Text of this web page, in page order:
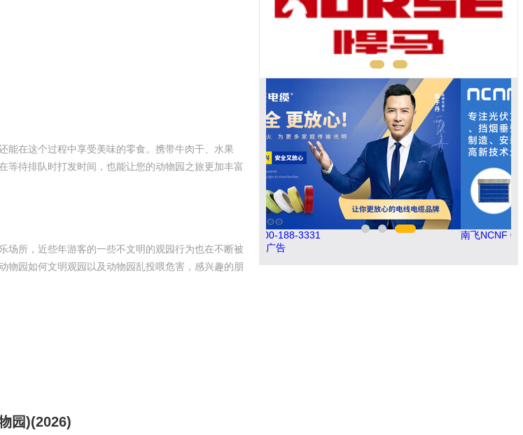
能在这个过程中享受美味的零食。携带牛肉干、水果
等待排队时打发时间，也能让您的动物园之旅更加丰富
场所，近些年游客的一些不文明的观园行为也在不断被
物园如何文明观园以及动物园乱投喂危害，感兴趣的朋
园)(2026)
汇迈HUIMAI
广告